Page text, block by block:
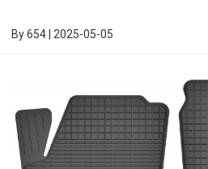
By654 2025-05-05